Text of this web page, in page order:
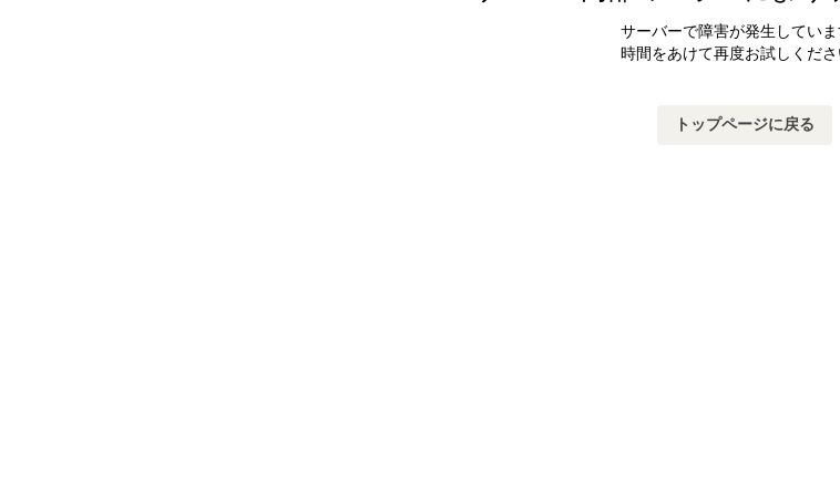
サーバーで障害が発生していま
時間をあけて再度お試しくださ
トップページに戻る